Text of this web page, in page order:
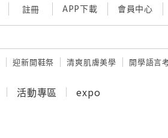
註冊 APP下載 會員中心
迎新開鞋祭 清爽肌膚美學 開學語言
活動專區 expo